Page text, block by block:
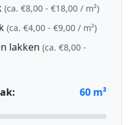
(ca. €8,00 - €18,00 / m²)
(ca. €4,00 - €9,00 / m²)
lakken (ca. €8,00 -
60 m²